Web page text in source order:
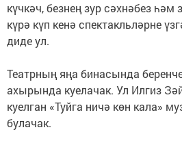
күчкәч, безнең зур сәхнәбез
күрә күп кенә спектакльләрне
диде ул.
Театрның яңа бинасында
ахырында куелачак. Ул Илгиз
куелган «Туйга ничә көн кала»
булачак.